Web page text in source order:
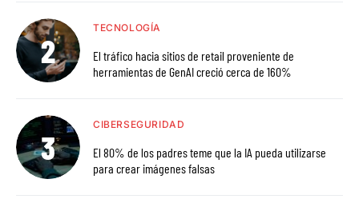
TECNOLOGÍA
El tráfico hacia sitios de retail proveniente de
herramientas de GenAI creció cerca de 160%
CIBERSEGURIDAD
El 80% de los padres teme que la IA pueda utilizarse
para crear imágenes falsas